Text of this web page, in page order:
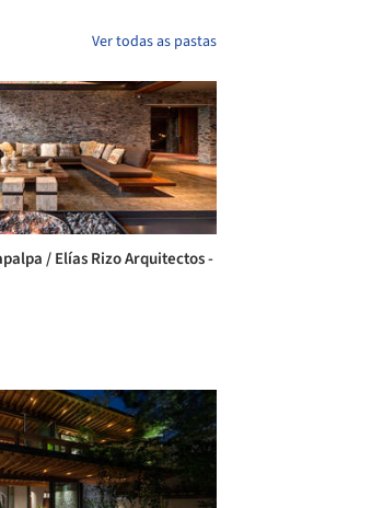
Ver todas as pastas
/ Elías Rizo Arquitectos -